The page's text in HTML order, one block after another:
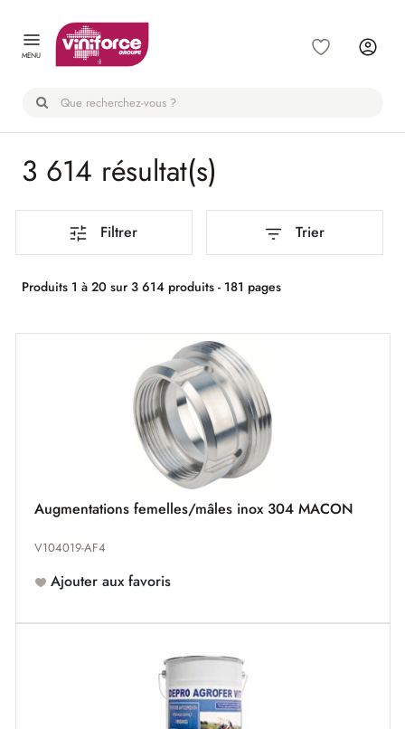
MENU
3 614 résultat(s)
Filtrer Trier
Produits 1 à 20 sur 3 614 produits - 181 pages
Augmentations femelles/mâles inox 304 MACON
V104019-AF4
Ajouter aux favoris